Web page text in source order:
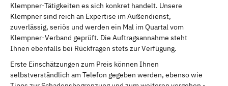
Klempner-Tätigkeiten es sich konkret handelt. Unsere
Klempner sind reich an Expertise im Außendienst,
zuverlässig, seriös und werden ein Mal im Quartal vom
Klempner-Verband geprüft. Die Auftragsannahme steht
Ihnen ebenfalls bei Rückfragen stets zur Verfügung.
Erste Einschätzungen zum Preis können Ihnen
selbstverständlich am Telefon gegeben werden, ebenso wie